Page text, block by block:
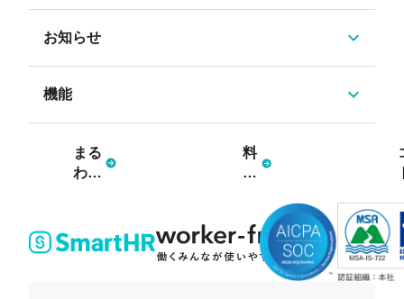
お知らせ
機能
まる
わか
セッ
料
金
ン